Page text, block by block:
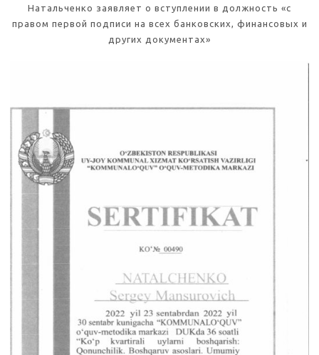
Натальченко заявляет о вступлении в должность «с
правом первой подписи на всех банковских, финансовых и
других документах»